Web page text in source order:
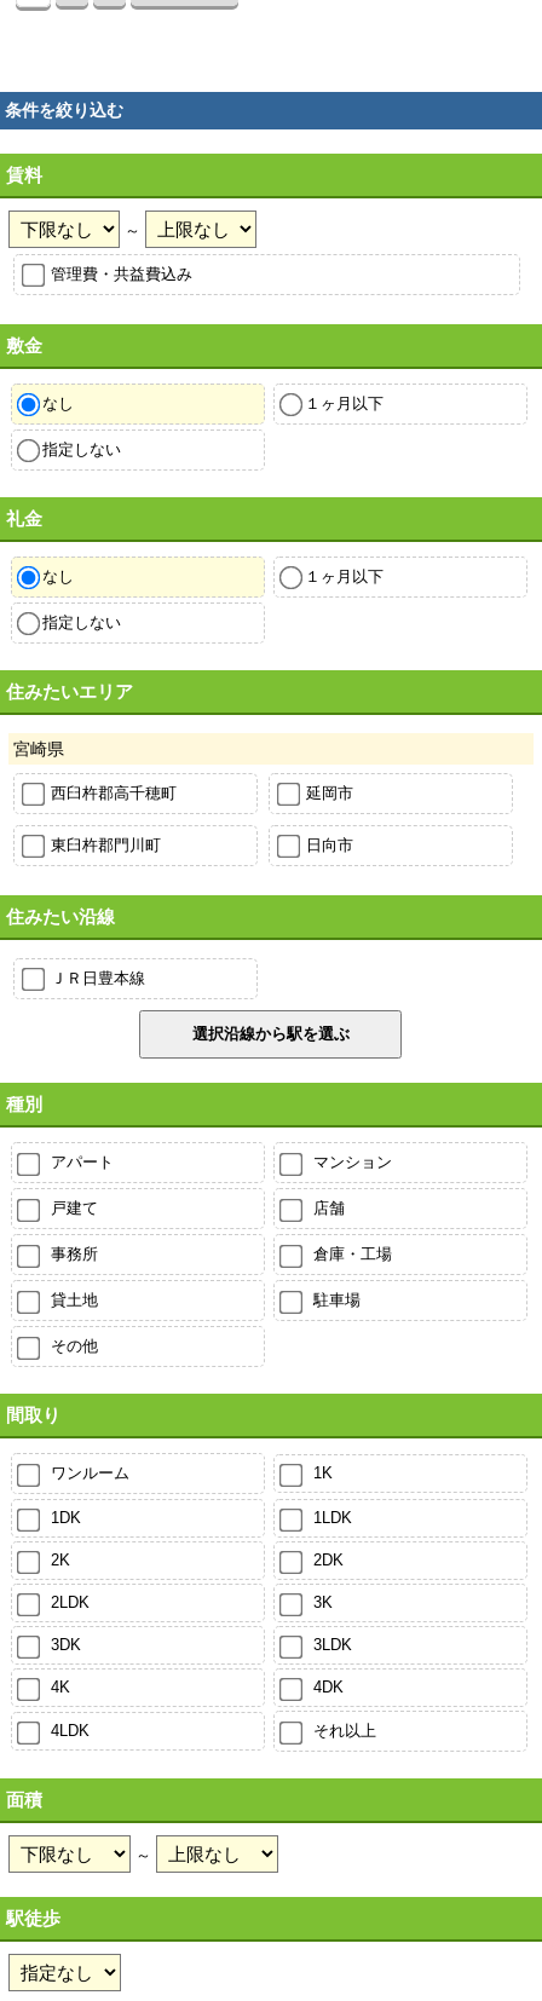
条件を絞り込む
賃料
～
管理費・共益費込み
敷金
なし １ヶ月以下
指定しない
礼金
なし １ヶ月以下
指定しない
住みたいエリア
宮崎県
西臼杵郡高千穂町 延岡市
東臼杵郡門川町 日向市
住みたい沿線
ＪＲ日豊本線
種別
アパート マンション
戸建て 店舗
事務所 倉庫・工場
貸土地 駐車場
その他
間取り
ワンルーム 1K
1DK 1LDK
2K 2DK
2LDK 3K
3DK 3LDK
4K 4DK
4LDK それ以上
面積
～
駅徒歩